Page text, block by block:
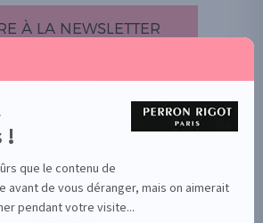
!
que le contenu de
avant de vous déranger, mais on aimerait
pendant votre visite...
À LA NEWSLETTER
PARTICULIERS
AIDE / FAQ
CONTACT
CGU/CGV